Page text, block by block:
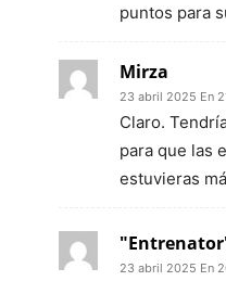
puntos para
Mirza
23 abril 2025 En
Claro.
para que las
estuvieras
23 abril 2025 En